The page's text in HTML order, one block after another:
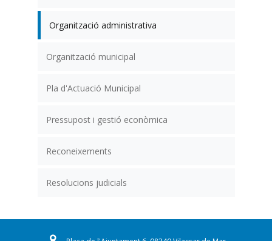
Organització administrativa
Organització municipal
Pla d'Actuació Municipal
Pressupost i gestió econòmica
Reconeixements
Resolucions judicials